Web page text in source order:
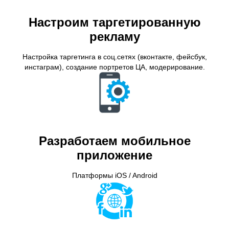
Настроим таргетированную
рекламу
Настройка таргетинга в соц.сетях (вконтакте, фейсбук,
инстаграм), создание портретов ЦА, модерирование.
Разработаем мобильное
приложение
Платформы iOS / Android